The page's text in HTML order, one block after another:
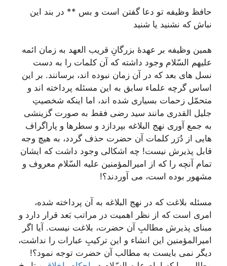
حافظ وظیفه تو دعا گفتن است و بس ** در بند این
نباش که نشنید یا شنید
همین وظیفه بر عهدۀ بزرگانِ قریب العهد به زمان ائمه
علیهم السّلام وجود داشته که آن کلمات را به دست
نسل های بعد که در آن زمان نبوده اند، برسانند. بر این
اساس گرچه علماء سابق به این مسئله پرداخته اند و
متحمّل زحمات بسیاری شده اند، اما اینکه شخصیتِ
جلیل القدری مانند سید رضی فقط به صورت گزینشی
به جمع آوری نهج البلاغه بپردازد و سطرها و پاراگراف
هایی از دُرَر کلمات آن حضرت حذف گردد، به هیچ وجه
قابل پذیرش نیست! چه اشکالی وجود داشت که ایشان
تمام آنچه را که از امیرالمؤمنین علیه السّلام معروف و
مشهور بوده است، می آوردند؟!
مسئله بلاغت که در نهج البلاغه به آن پرداخته شده،
امری است که از نظر اهمیت در مراتب بَعد قرار دارد و
مبنای پذیرش مطالبِ آن حضرت، بلاغت نیست. آیا اگر
امیرالمؤمنین این انشاء و این ترکیبِ عبارات را نداشت،
دیگر نمی بایست به مطالب آن حضرت توجه نمود؟!